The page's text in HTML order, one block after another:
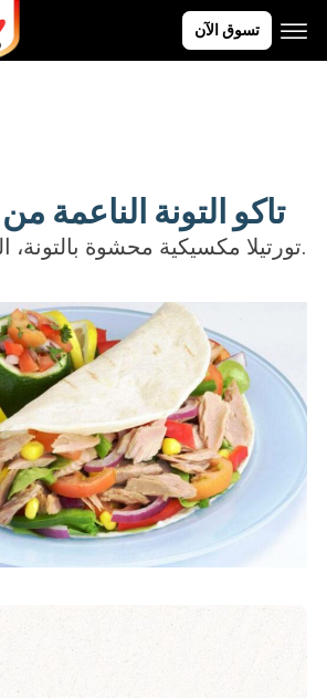
تسوق الآن
تاكو التونة الناعمة
تورتيلا مكسيكية محشوة بالتونة، التوابل والأعشاب.